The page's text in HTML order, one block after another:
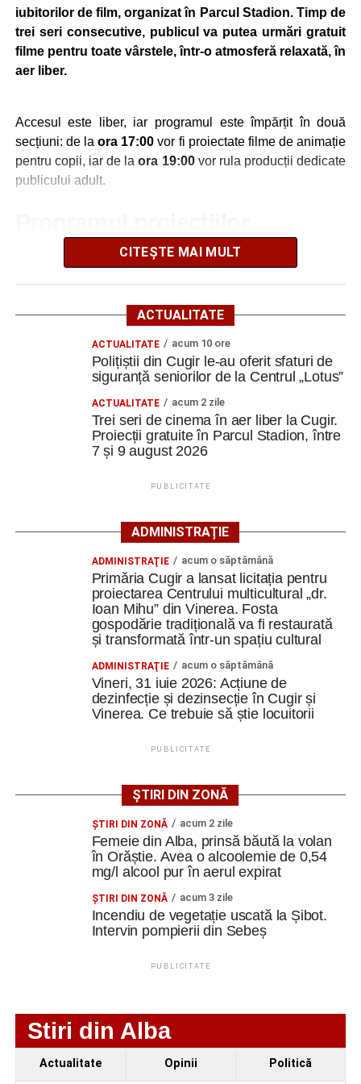
subliniind că prevenția rămâne cea mai eficientă metodă
de protecție.
preferată pe Google
Ultimele știri din Cugir
Polițiștii din Cugir le-au oferit sfaturi de siguranță
Ilie Arion de la „Metalurgistul” Cugir – locul III, la
concursul de șah rapid de la Alba Iulia
Messenger WhatsApp Twitter Email
iubitorilor de film, organizat în Parcul Stadion. Timp de
trei seri consecutive, publicul va putea urmări gratuit
filme pentru toate vârstele, într-o atmosferă relaxată, în
aer liber.
Accesul este liber, iar programul este împărțit în două
secțiuni: de laora 17:00 vor fi proiectate filme de animație
pentru copii, iar de laora 19:00vor rula producții dedicate
publicului adult.
în care dorințele prind viață;
19:00 – „Avatar 3”– continuarea celebrei serii
regizate de James Cameron, cu o nouă aventură în
universul Pandora.
Sâmbătă, 8 august
17:00 – „Paddington în Peru”
Formulei 1, cu Brad Pitt în rolul principal.
17:00 – „Wonka”– povestea începuturilor
celebrului Willy Wonka;
19:00 – „A Complete Unknown”– dramă
Bob Dylan.
Organizatorii anunță că participanții vor avea la dispoziție
câteva beanbag-uri pentru un plus de confort, iar la fața
locului vor putea fi cumpărate popcorn, băuturi răcoritoare
Cei care doresc să participe sunt încurajați să vină cu o
pătură sau un scaun pliant, pentru a se bucura în cele mai
bune condiții de proiecțiile în aer liber.
Evenimentul se adresează întregii familii și promite trei
seri de relaxare și divertisment sub cerul liber, în Parcul
Stadion din Cugir.
Ultimele știri din Cugir
CITEȘTE MAI MULT
ACTUALITATE
ACTUALITATE acum 10 ore
Polițiștii din Cugir le-au oferit sfaturi de
siguranță seniorilor de la Centrul „Lotus”
ACTUALITATE acum 2 zile
Trei seri de cinema în aer liber la Cugir.
Proiecții gratuite în Parcul Stadion, între
7 și 9 august 2026
PUBLICITATE
ADMINISTRAȚIE
ADMINISTRAŢIE acum o săptămână
Primăria Cugir a lansat licitația pentru
proiectarea Centrului multicultural „dr.
Ioan Mihu” din Vinerea. Fosta
gospodărie tradițională va fi restaurată
și transformată într-un spațiu cultural
ADMINISTRAŢIE acum o săptămână
Vineri, 31 iuie 2026: Acțiune de
dezinfecție și dezinsecție în Cugir și
Vinerea. Ce trebuie să știe locuitorii
PUBLICITATE
ȘTIRI DIN ZONĂ
ŞTIRI DIN ZONĂ acum 2 zile
Femeie din Alba, prinsă băută la volan
în Orăștie. Avea o alcoolemie de 0,54
mg/l alcool pur în aerul expirat
ŞTIRI DIN ZONĂ acum 3 zile
Incendiu de vegetație uscată la Șibot.
Intervin pompierii din Sebeș
PUBLICITATE
Stiri din Alba
Actualitate Opinii Politică